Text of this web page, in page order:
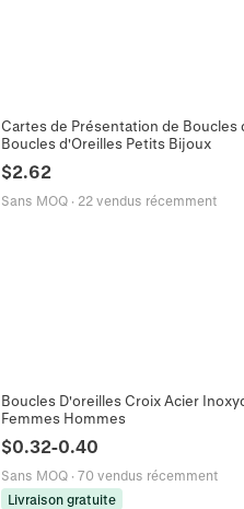
Cartes de Présentation de
Boucles d'Oreilles Petits Bijoux
$2.62
Sans MOQ · 22 vendus récemment
Boucles D'oreilles Croix Acier
Femmes Hommes
$0.32-0.40
Sans MOQ · 70 vendus récemment
Livraison gratuite